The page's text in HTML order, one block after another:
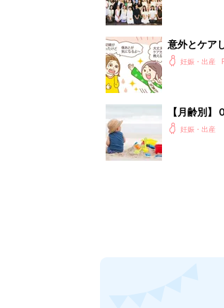
意外とケア
妊娠・出産
【月齢別
妊娠・出産